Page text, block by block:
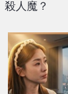
殺人魔？